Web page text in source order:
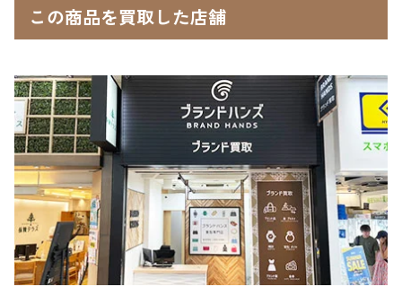
この商品を買取した店舗